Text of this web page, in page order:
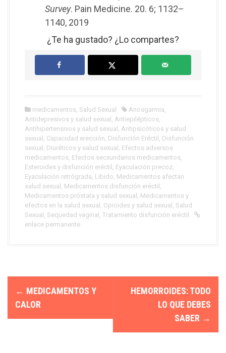
Survey. Pain Medicine. 20. 6; 1132–
1140, 2019
¿Te ha gustado? ¿Lo compartes?
medicamentos, Salud Sexual Anosgarmia,
Antidepresivos y salud sexual , Antiepilépticos,
Antihipertensivos y salud sexual , Antipsicóticos y salud
sexual , Capacidad erección, Disfunción Eréctil , Disfunción
sexual , Diuréticos y salud sexual , Efectos adversos
medicamentos, Efectos secxundarios medicamentos,
Esteroides y disfunción eréctil , Eyaculación precoz,
Eyaculación retrógrada, Libido, Medicamentos afectan
salud sexual , Medicamentos disfunción eréctil ,
Medicamentos próstata y salud sexual , Medicamentos y
efectos en la salud sexual , Opioides y salud sexual , Salud
Sexual , Sequedad vaginal , Tratamiento disfunción eréctil
enlace permanente
v
← MEDICAMENTOS Y
CALOR
HEMORROIDES: TODO
LO QUE DEBES
SABER →